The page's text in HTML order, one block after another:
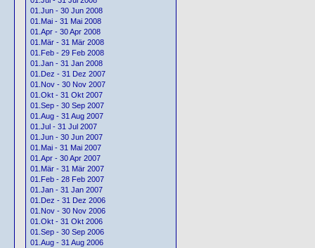
01.Jun - 30 Jun 2008
01.Mai - 31 Mai 2008
01.Apr - 30 Apr 2008
01.Mär - 31 Mär 2008
01.Feb - 29 Feb 2008
01.Jan - 31 Jan 2008
01.Dez - 31 Dez 2007
01.Nov - 30 Nov 2007
01.Okt - 31 Okt 2007
01.Sep - 30 Sep 2007
01.Aug - 31 Aug 2007
01.Jul - 31 Jul 2007
01.Jun - 30 Jun 2007
01.Mai - 31 Mai 2007
01.Apr - 30 Apr 2007
01.Mär - 31 Mär 2007
01.Feb - 28 Feb 2007
01.Jan - 31 Jan 2007
01.Dez - 31 Dez 2006
01.Nov - 30 Nov 2006
01.Okt - 31 Okt 2006
01.Sep - 30 Sep 2006
01.Aug - 31 Aug 2006